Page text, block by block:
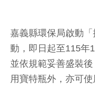
嘉義縣環保局啟動
動，即日起至115年
並依規範妥善盛裝
用寶特瓶外，亦可